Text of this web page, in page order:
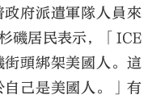
府派遣軍隊人員來
磯居民表示，「ICE
頭綁架美國人。這
己是美國人。」有